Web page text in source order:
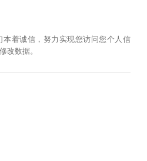
着诚信，努力实现您访问您个人信
改数据。